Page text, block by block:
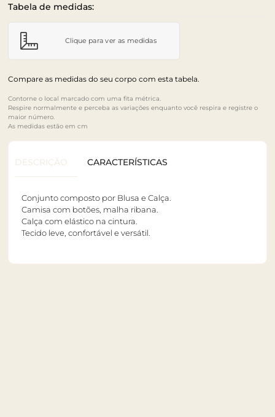
Tabela de medidas:
Clique para ver as medidas
Compare as medidas do seu corpo com esta tabela.
Contorne o local marcado com uma fita métrica.
Respire normalmente e perceba as variações enquanto você respira e registre o
maior número.
As medidas estão em cm
DESCRIÇÃO CARACTERÍSTICAS
Conjunto composto por Blusa e Calça.
Camisa com botões, malha ribana.
Calça com elástico na cintura.
Tecido leve, confortável e versátil.